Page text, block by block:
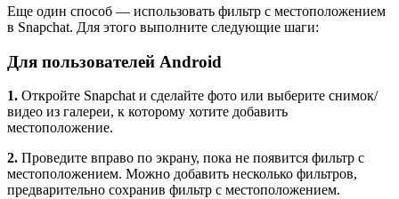
Еще один способ — использовать фильтр с местоположением
в Snapchat. Для этого выполните следующие шаги:
Для пользователей Android
1. Откройте Snapchat и сделайте фото или выберите снимок/
видео из галереи, к которому хотите добавить
местоположение.
2. Проведите вправо по экрану, пока не появится фильтр с
местоположением. Можно добавить несколько фильтров,
предварительно сохранив фильтр с местоположением.